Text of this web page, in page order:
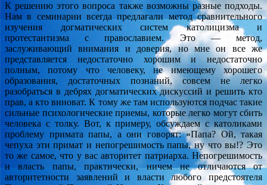
К решению этого вопроса также возможны разные подходы.
Нам в семинарии всегда предлагали метод сравнительного
изучения догматических систем католицизма и
протестантизма с православием. Это — метод,
заслуживающий внимания и доверия, но мне он все же
представляется недостаточно хорошим и недостаточно
полным, потому что человеку, не имеющему хорошего
образования, достаточных познаний, совсем не легко
разобраться в дебрях догматических дискуссий и решить кто
прав, а кто виноват. К тому же там используются подчас такие
сильные психологические приемы, которые легко могут сбить
человека с толку. Вот, к примеру, обсуждаем с католиками
проблему примата папы, а они говорят: «Папа? Ой, такая
чепуха эти примат и непогрешимость папы, ну что вы!? Это
то же самое, что у вас авторитет патриарха. Непогрешимость
и власть папы, практически, ничем не отличаются от
авторитетности заявлений и власти любого предстоятеля